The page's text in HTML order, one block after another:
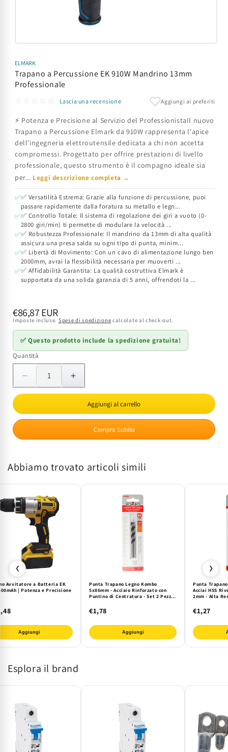
multimediali
1
in
finestra
ELMARK
Trapano a Percussione EK 910W Mandrino 13mm
Professionale
☆☆☆☆☆
Lascia una recensione Aggiungi ai preferiti
⚡ Potenza e Precisione al Servizio del ProfessionistaIl nuovo
Trapano a Percussione Elmark da 910W rappresenta l'apice
dell'ingegneria elettroutensile dedicata a chi non accetta
compromessi. Progettato per offrire prestazioni di livello
professionale, questo strumento è il compagno ideale sia
per... Leggi descrizione completa →
✅✅ Versatilità Estrema: Grazie alla funzione di percussione, puoi
passare rapidamente dalla foratura su metallo e legn...
✅✅ Controllo Totale: Il sistema di regolazione dei giri a vuoto (0-
2800 giri/min) ti permette di modulare la velocità ...
✅✅ Robustezza Professionale: Il mandrino da 13mm di alta qualità
assicura una presa salda su ogni tipo di punta, minim...
✅✅ Libertà di Movimento: Con un cavo di alimentazione lungo ben
2000mm, avrai la flessibilità necessaria per muoverti ...
✅✅ Affidabilità Garantita: La qualità costruttiva Elmark è
supportata da una solida garanzia di 5 anni, offrendoti la ...
Prezzo
di
listino
€86,87 EUR
Imposte incluse. Spese di spedizione calcolate al check-out.
✅ Questo prodotto include la spedizione gratuita!
Quantità
Quantità
Diminuisci
quantità
Trapano
a
Mandrino
Professionale
Aumenta
quantità
Trapano
a
Percussione
Mandrino
Professionale
Aggiungi al carrello
Compra Subito
Abbiamo trovato articoli simili
❮
Avvitatore a Batteria EK
| Potenza e Precisione
Aggiungi
Punta Trapano Legno Kombo
5x86mm - Acciaio Rinforzato con
Puntino di Centratura - Set 2 Pezzi
Legno Tenero e Duro
€1,78
Aggiungi
Punta
Acciai HSS
2mm - Alta
te (2 Pz)
€1,27
❯
Esplora il brand